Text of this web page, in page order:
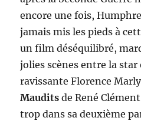
encore une fois,
jamais mis les pieds à
un film déséquilibré,
jolies scènes entre la
ravissante Florence
Maudits de René
trop dans sa deuxième